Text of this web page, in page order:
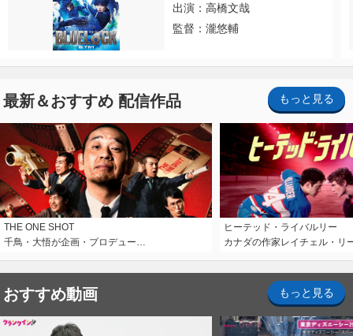
出演：高橋文哉
監督：瀧悠輔
最新＆おすすめ 配信作品 もっと見る
THE ONE SHOT
千鳥・大悟が企画・プロデュー…
ヒーテッド・ライバルリー
カナダの作家レイチェル・リ
おすすめ動画 もっと見る